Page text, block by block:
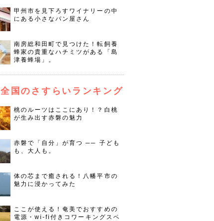
甲州市を見下ろすワイナリーの中
にある小さなパン屋さん
南房総和田町で見つけた！転飼養
蜂家の貴重なハチミツがある「島
津養蜂場」。
全国のさすらいランキング
桃のルーツはここにあり！？白桃
が生み出す赤磐の魅力
赤磐で「自分」が育つ ── 子ども
も、大人も。
体の芯まで癒される！八幡平市の
魅力に浸かってみた
ここが使える！奄美でおすすめの
電源・wi-fi付きコワーキングスペ